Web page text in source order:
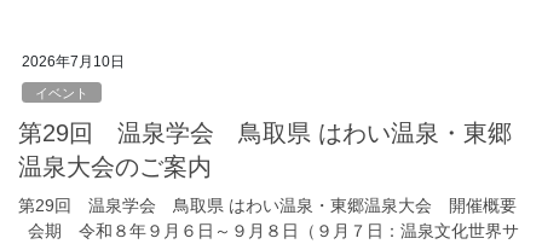
2026年7月10日
イベント
第29回 温泉学会 鳥取県 はわい温泉・東郷
温泉大会のご案内
第29回 温泉学会 鳥取県 はわい温泉・東郷温泉大会 開催概要
会期 令和８年９月６日～９月８日（９月７日：温泉文化世界サ